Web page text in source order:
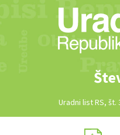
Uradni list RS, št.